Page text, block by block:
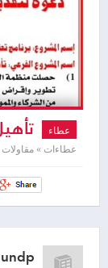
عطاء
عطاءات »
undp